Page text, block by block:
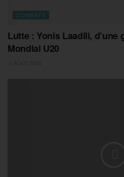
COMBATS
Lutte : Yonis Laadili, d’une
Mondial U20